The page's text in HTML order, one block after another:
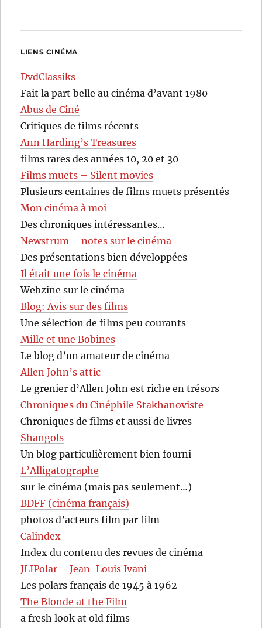
LIENS CINÉMA
DvdClassiks
Fait la part belle au cinéma d’avant 1980
Abus de Ciné
Critiques de films récents
Ann Harding’s Treasures
films rares des années 10, 20 et 30
Films muets – Silent movies
Plusieurs centaines de films muets présentés
Mon cinéma à moi
Des chroniques intéressantes…
Newstrum – notes sur le cinéma
Des présentations bien développées
Il était une fois le cinéma
Webzine sur le cinéma
Blog: Avis sur des films
Une sélection de films peu courants
Mille et une Bobines
Le blog d’un amateur de cinéma
Allen John’s attic
Le grenier d’Allen John est riche en trésors
Chroniques du Cinéphile Stakhanoviste
Chroniques de films et aussi de livres
Shangols
Un blog particulièrement bien fourni
L’Alligatographe
sur le cinéma (mais pas seulement…)
BDFF (cinéma français)
photos d’acteurs film par film
Calindex
Index du contenu des revues de cinéma
JLIPolar – Jean-Louis Ivani
Les polars français de 1945 à 1962
The Blonde at the Film
a fresh look at old films